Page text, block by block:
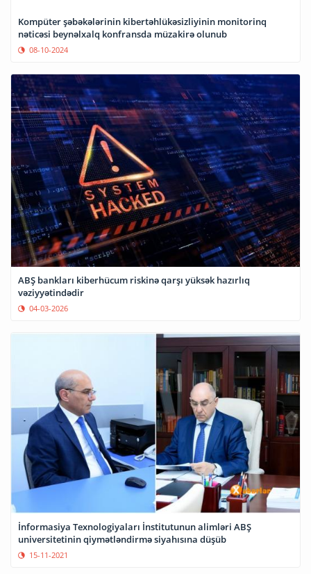
Kompüter şəbəkələrinin kibertəhlükəsizliyinin monitorinq
nəticəsi beynəlxalq konfransda müzakirə olunub
08-10-2024
ABŞ bankları kiberhücum riskinə qarşı yüksək hazırlıq
vəziyyətindədir
04-03-2026
İnformasiya Texnologiyaları İnstitutunun alimləri ABŞ
universitetinin qiymətləndirmə siyahısına düşüb
15-11-2021